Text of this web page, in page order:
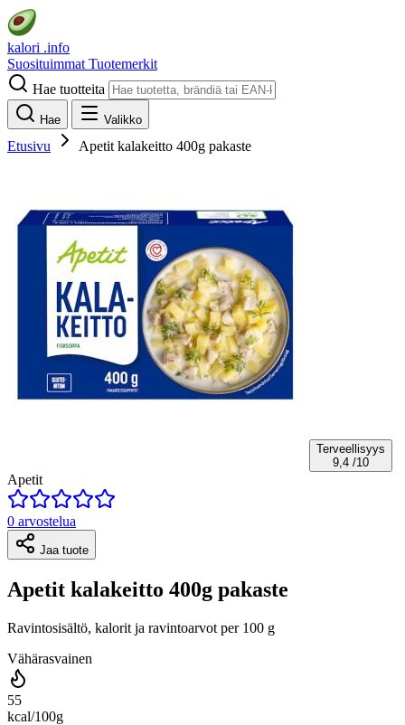
kalori .info
Suosituimmat Tuotemerkit
Hae tuotteita
Hae Valikko
Etusivu Apetit kalakeitto 400g pakaste
Terveellisyys
9,4 /10
Apetit
0 arvostelua
Jaa tuote
Apetit kalakeitto 400g pakaste
Ravintosisältö, kalorit ja ravintoarvot per 100 g
Vähärasvainen
55
kcal/100g